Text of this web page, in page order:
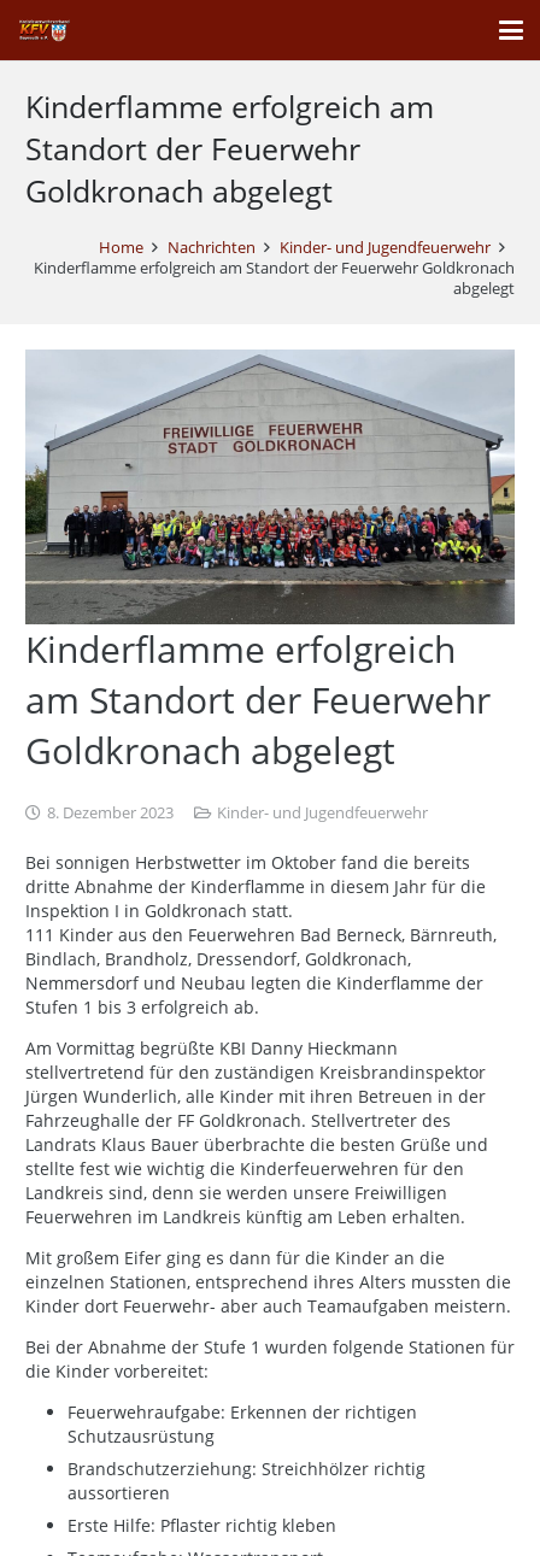
Kinderflamme erfolgreich am
Standort der Feuerwehr
Goldkronach abgelegt
Home Nachrichten
Kinder- und Jugendfeuerwehr
Kinderflamme erfolgreich am Standort der Feuerwehr Goldkronach
abgelegt
Kinderflamme erfolgreich
am Standort der Feuerwehr
Goldkronach abgelegt
8. Dezember 2023 Kinder- und Jugendfeuerwehr
Bei sonnigen Herbstwetter im Oktober fand die bereits
dritte Abnahme der Kinderflamme in diesem Jahr für die
Inspektion I in Goldkronach statt.
111 Kinder aus den Feuerwehren Bad Berneck, Bärnreuth,
Bindlach, Brandholz, Dressendorf, Goldkronach,
Nemmersdorf und Neubau legten die Kinderflamme der
Stufen 1 bis 3 erfolgreich ab.
Am Vormittag begrüßte KBI Danny Hieckmann
stellvertretend für den zuständigen Kreisbrandinspektor
Jürgen Wunderlich, alle Kinder mit ihren Betreuen in der
Fahrzeughalle der FF Goldkronach. Stellvertreter des
Landrats Klaus Bauer überbrachte die besten Grüße und
stellte fest wie wichtig die Kinderfeuerwehren für den
Landkreis sind, denn sie werden unsere Freiwilligen
Feuerwehren im Landkreis künftig am Leben erhalten.
Mit großem Eifer ging es dann für die Kinder an die
einzelnen Stationen, entsprechend ihres Alters mussten die
Kinder dort Feuerwehr- aber auch Teamaufgaben meistern.
Bei der Abnahme der Stufe 1 wurden folgende Stationen für
die Kinder vorbereitet:
Feuerwehraufgabe: Erkennen der richtigen
Schutzausrüstung
Brandschutzerziehung: Streichhölzer richtig
aussortieren
Erste Hilfe: Pflaster richtig kleben